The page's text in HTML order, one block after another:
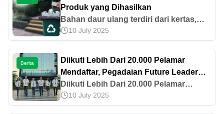
Produk yang Dihasilkan
Bahan daur ulang terdiri dari kertas,
aluminium, plastik, kaca, oli kendaraan,
hingga baterai. Pelajari lebih lanjut jenis
dan produk yang dihasilkan di sini!
10 July 2025
Berita
Diikuti Lebih Dari 20.000 Pelamar
Mendaftar, Pegadaian Future Leader
Program 2025 Resmi Ditutup
Diikuti Lebih Dari 20.000 Pelamar
Mendaftar, Pegadaian Future Leader
Program 2025 Resmi Ditutup
10 July 2025